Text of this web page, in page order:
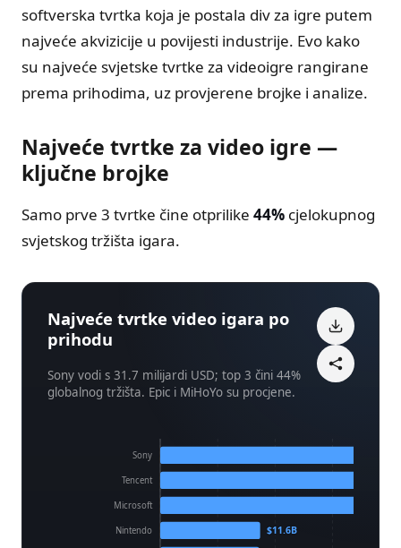
softverska tvrtka koja je postala div za igre putem
najveće akvizicije u povijesti industrije. Evo kako
su najveće svjetske tvrtke za videoigre rangirane
prema prihodima, uz provjerene brojke i analize.
Najveće tvrtke za video igre —
ključne brojke
Samo prve 3 tvrtke čine otprilike 44% cjelokupnog
svjetskog tržišta igara.
Najveće tvrtke video igara po
prihodu
Sony vodi s 31.7 milijardi USD; top 3 čini 44%
globalnog tržišta. Epic i MiHoYo su procjene.
Sony
Tencent
Microsoft
Nintendo $11.6B